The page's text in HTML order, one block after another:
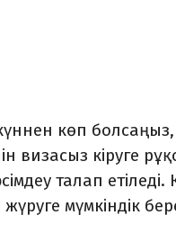
көп болсаңыз,
визасыз кіруге
талап етіледі.
мүмкіндік